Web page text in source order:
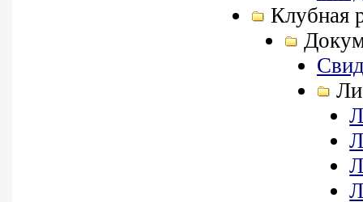
Клубная